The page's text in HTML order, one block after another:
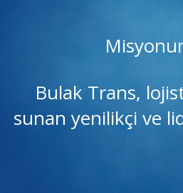
Bulak Trans,
sunan yenilikçi ve